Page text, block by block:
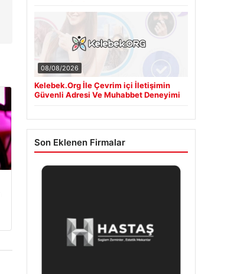
08/08/2026
Kelebek.Org İle Çevrim içi İletişimin
Güvenli Adresi Ve Muhabbet Deneyimi
Son Eklenen Firmalar